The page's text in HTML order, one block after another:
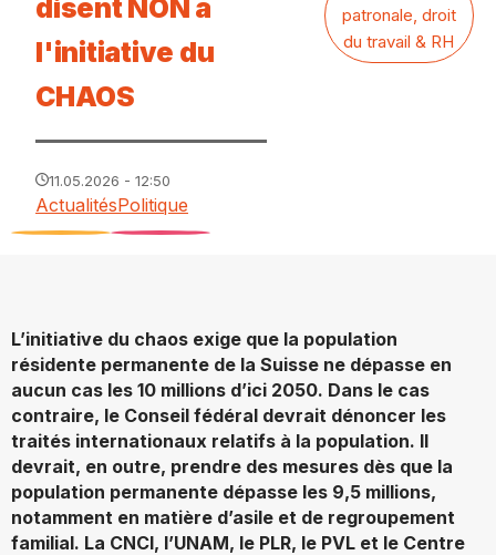
disent NON à
l'initiative du
CHAOS
11.05.2026 - 12:50
ActualitésPolitique
patronale, droit
du travail & RH
L’initiative du chaos exige que la population
résidente permanente de la Suisse ne dépasse en
aucun cas les 10 millions d’ici 2050. Dans le cas
contraire, le Conseil fédéral devrait dénoncer les
traités internationaux relatifs à la population. Il
devrait, en outre, prendre des mesures dès que la
population permanente dépasse les 9,5 millions,
notamment en matière d’asile et de regroupement
familial. La CNCI, l’UNAM, le PLR, le PVL et le Centre